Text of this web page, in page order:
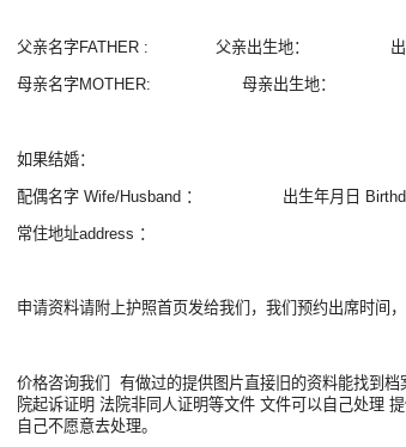
父亲名字FATHER : 父亲出生地： 出生
母亲名字MOTHER: 母亲出生地： 出
如果结婚：
配偶名字 Wife/Husband ： 出生年月日
常住地址address ：
申请资料请附上护照首页发给我们，我们预约出席时间
价格咨询我们 有做过的提供图片直接旧的资料能找到
院起诉证明 法院非同人证明等文件 文件可以自己处理
自己不愿意去处理。